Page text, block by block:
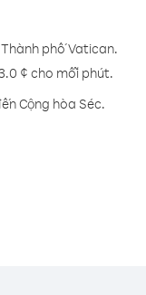
phố Vatican.
¢ cho mỗi phút.
Cộng hòa Séc.